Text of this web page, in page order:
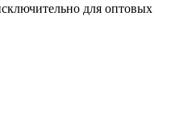
для оптовых